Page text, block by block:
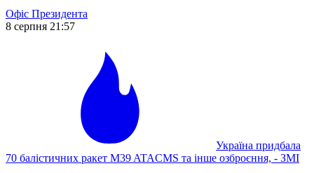
Офіс Президента
8 серпня 21:57
Україна придбала
70 балістичних ракет M39 ATACMS та інше озброєння, - ЗМІ